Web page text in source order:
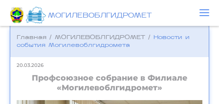
МОГИЛЕВОБЛГИДРОМЕТ
Главная / МОГИЛЕВОБЛГИДРОМЕТ /
Новости и
события Могилевоблгидромета
20.03.2026
Профсоюзное собрание в Филиале
«Могилевоблгидромет»